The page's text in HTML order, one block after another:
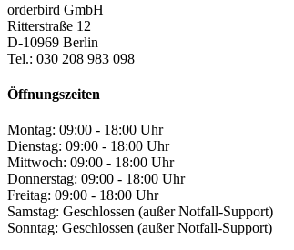
orderbird GmbH
Ritterstraße 12
D-10969 Berlin
Tel.: 030 208 983 098
Öffnungszeiten
Montag: 09:00 - 18:00 Uhr
Dienstag: 09:00 - 18:00 Uhr
Mittwoch: 09:00 - 18:00 Uhr
Donnerstag: 09:00 - 18:00 Uhr
Freitag: 09:00 - 18:00 Uhr
Samstag: Geschlossen (außer Notfall-Support)
Sonntag: Geschlossen (außer Notfall-Support)